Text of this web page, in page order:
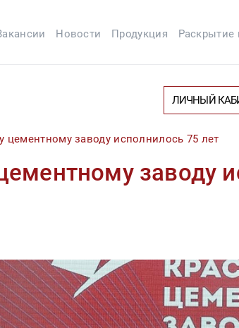
Новости Продукция
ЛИЧНЫЙ
цементному заводу исполнилось 75 лет
заводу